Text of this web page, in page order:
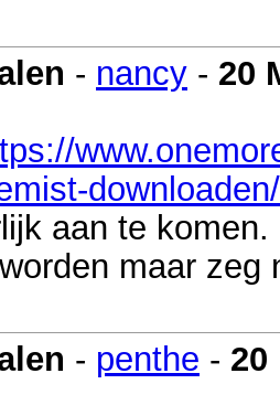
- nancy - 20
downloaden/
aan te
maar zeg
- penthe - 20